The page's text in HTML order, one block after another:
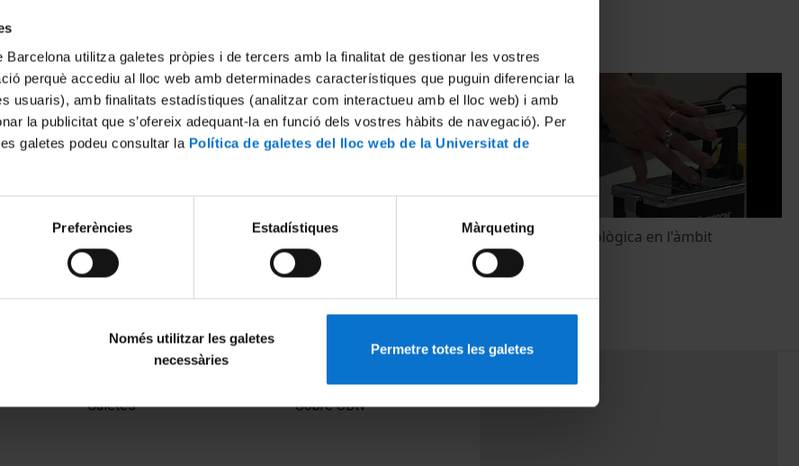
Barcelona utilitza galetes pròpies i de tercers amb la finalitat de gestionar les vostres
perquè accediu al lloc web amb determinades característiques que puguin diferenciar la
usuaris), amb finalitats estadístiques (analitzar com interactueu amb el lloc web) i amb
la publicitat que s’ofereix adequant-la en funció dels vostres hàbits de navegació). Per
galetes podeu consultar la Política de galetes del lloc web de la Universitat de
Preferències Estadístiques Màrqueting
Només utilitzar les galetes
necessàries
Permetre totes les galetes
llum - La radiació del THZ Altas energías: El Universo más violento
1 agost, 2009
Protecció radiològica en l'àmbit
universitari
18 gener, 2001
Galetes
Sobre UBtv